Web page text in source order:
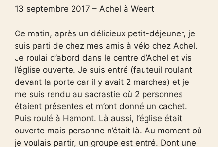
13 septembre 2017 – Achel à Weert
Ce matin, après un délicieux petit-déjeuner, je
suis parti de chez mes amis à vélo chez Achel.
Je roulai d’abord dans le centre d’Achel et vis
l’église ouverte. Je suis entré (fauteuil roulant
devant la porte car il y avait 2 marches) et je
me suis rendu au sacrastie où 2 personnes
étaient présentes et m’ont donné un cachet.
Puis roulé à Hamont. Là aussi, l’église était
ouverte mais personne n’était là. Au moment où
je voulais partir, un groupe est entré. Dont une